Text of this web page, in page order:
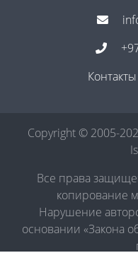
Copyright © 2005-
Все права
копирование
Нарушение
основании «Закона